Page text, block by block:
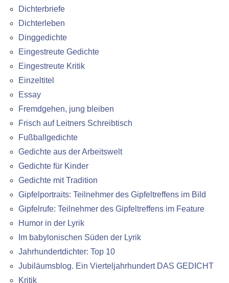
Dichterbriefe
Dichterleben
Dinggedichte
Eingestreute Gedichte
Eingestreute Kritik
Einzeltitel
Essay
Fremdgehen, jung bleiben
Frisch auf Leitners Schreibtisch
Fußballgedichte
Gedichte aus der Arbeitswelt
Gedichte für Kinder
Gedichte mit Tradition
Gipfelportraits: Teilnehmer des Gipfeltreffens im Bild
Gipfelrufe: Teilnehmer des Gipfeltreffens im Feature
Humor in der Lyrik
Im babylonischen Süden der Lyrik
Jahrhundertdichter: Top 10
Jubiläumsblog. Ein Vierteljahrhundert DAS GEDICHT
Kritik